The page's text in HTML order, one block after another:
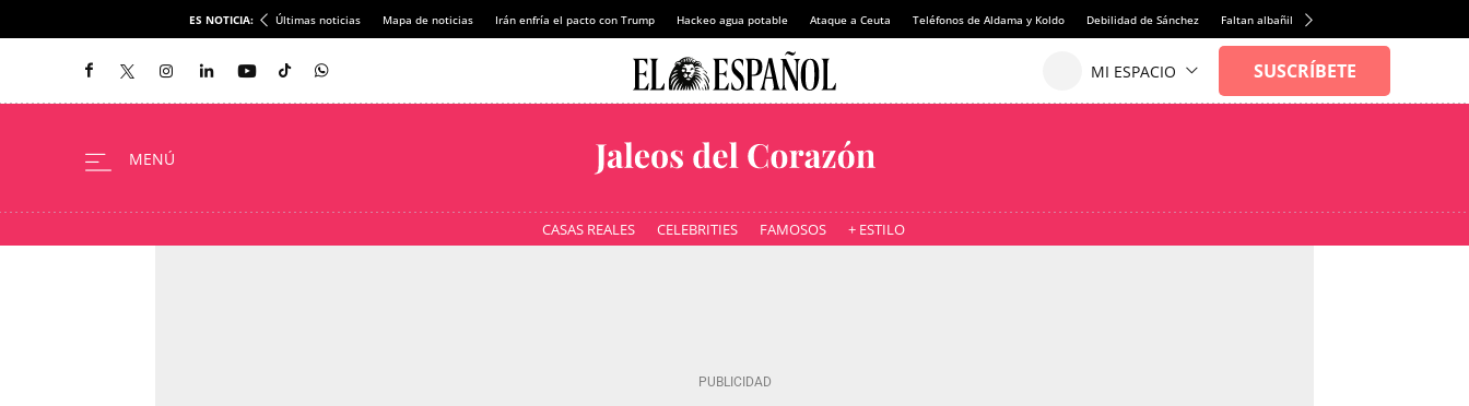
ES NOTICIA: Últimas noticias Mapa de noticias Irán enfría el pacto con Trump Hackeo agua potable Ataque a Ceuta Teléfonos de Aldama y Koldo Debilidad de Sánchez Faltan albañiles
CASAS REALES CELEBRITIES FAMOSOS + ESTILO